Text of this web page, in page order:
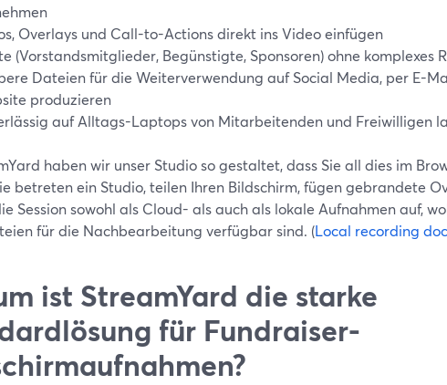
Overlays und Call-to-Actions direkt ins Video einfügen
(Vorstandsmitglieder, Begünstigte, Sponsoren) ohne komplexes
Dateien für die Weiterverwendung auf Social Media, per E-
produzieren
auf Alltags-Laptops von Mitarbeitenden und Freiwilligen
haben wir unser Studio so gestaltet, dass Sie all dies im
betreten ein Studio, teilen Ihren Bildschirm, fügen gebrandete
Session sowohl als Cloud- als auch als lokale Aufnahmen auf,
für die Nachbearbeitung verfügbar sind. (Local recording
ist StreamYard die starke
für Fundraiser-